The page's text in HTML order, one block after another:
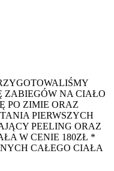
ZABIEGÓW NA CIAŁO
PO ZIMIE ORAZ
PIERWSZYCH
PEELING ORAZ
W CENIE 180ZŁ *
CAŁEGO CIAŁA